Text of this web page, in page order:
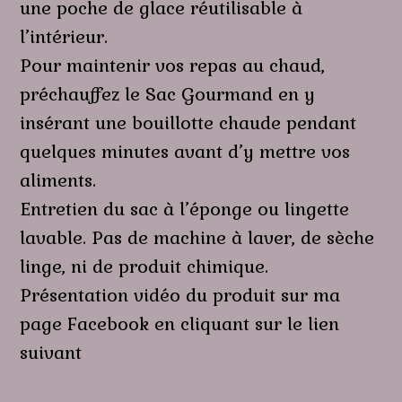
une poche de glace réutilisable à
l’intérieur.
Pour maintenir vos repas au chaud,
préchauffez le Sac Gourmand en y
insérant une bouillotte chaude pendant
quelques minutes avant d’y mettre vos
aliments.
Entretien du sac à l’éponge ou lingette
lavable. Pas de machine à laver, de sèche
linge, ni de produit chimique.
Présentation vidéo du produit sur ma
page Facebook en cliquant sur le lien
suivant